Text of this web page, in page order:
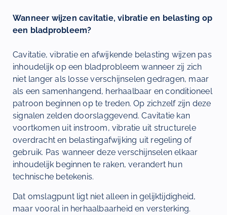
Wanneer wijzen cavitatie, vibratie en belasting op
een bladprobleem?
Cavitatie, vibratie en afwijkende belasting wijzen pas
inhoudelijk op een bladprobleem wanneer zij zich
niet langer als losse verschijnselen gedragen, maar
als een samenhangend, herhaalbaar en conditioneel
patroon beginnen op te treden. Op zichzelf zijn deze
signalen zelden doorslaggevend. Cavitatie kan
voortkomen uit instroom, vibratie uit structurele
overdracht en belastingafwijking uit regeling of
gebruik. Pas wanneer deze verschijnselen elkaar
inhoudelijk beginnen te raken, verandert hun
technische betekenis.
Dat omslagpunt ligt niet alleen in gelijktijdigheid,
maar vooral in herhaalbaarheid en versterking.